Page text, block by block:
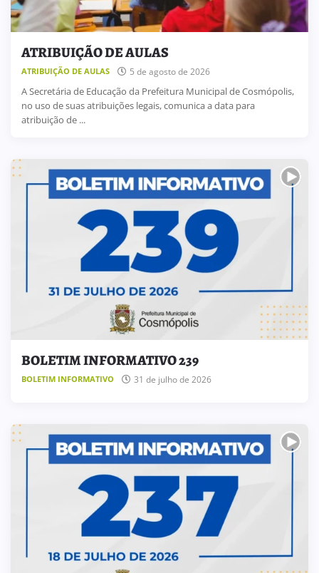
ATRIBUIÇÃO DE AULAS
ATRIBUIÇÃO DE AULAS 5 de agosto de 2026
A Secretária de Educação da Prefeitura Municipal de Cosmópolis,
no uso de suas atribuições legais, comunica a data para
atribuição de ...
BOLETIM INFORMATIVO 239
BOLETIM INFORMATIVO 31 de julho de 2026